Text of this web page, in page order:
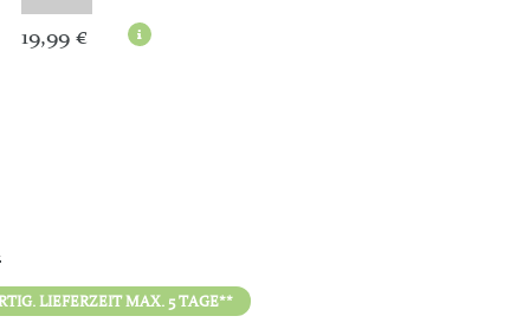
19,99 €
LIEFERZEIT MAX. 5 TAGE**